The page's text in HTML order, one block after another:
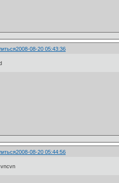
2008-08-20 05:43:36
2008-08-20 05:44:56